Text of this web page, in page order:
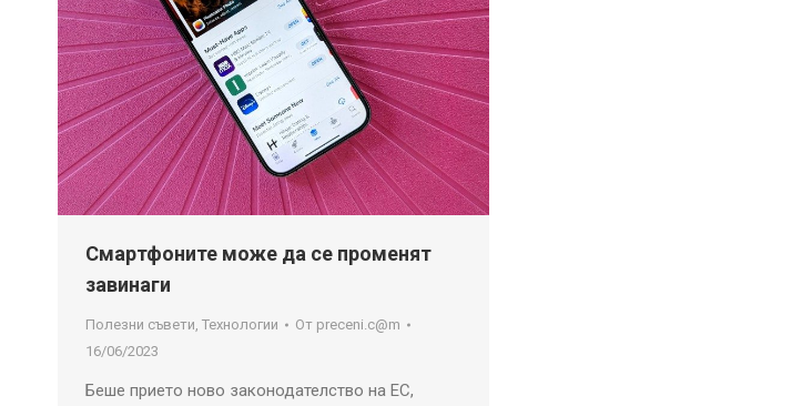
Смартфоните може да се променят
завинаги
Полезни съвети Технологии От preceni.c@m
16/06/2023
Беше прието ново законодателство на ЕС,